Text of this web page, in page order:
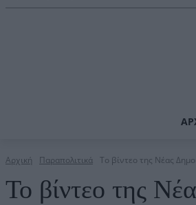
Αρχική Παραπολιτικά Το βίντεο της Νέας
Το βίντεο της